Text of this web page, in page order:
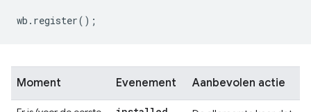
wb . register();
Moment Evenement Aanbevolen actie